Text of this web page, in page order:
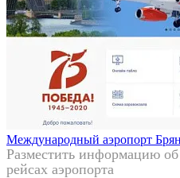
Международный аэропорт
Разместить информацию
рейсах аэропорта